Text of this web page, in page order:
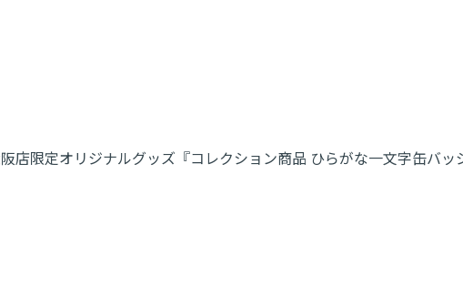
店限定オリジナルグッズ『コレクション商品 ひらがな一文字缶バ